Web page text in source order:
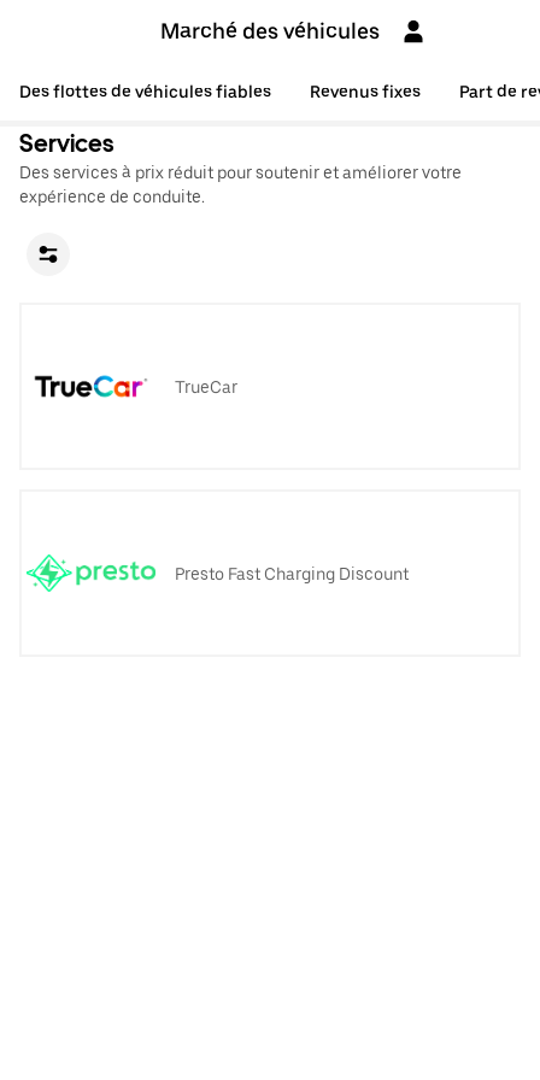
Marché des véhicules
Des flottes de véhicules fiables Revenus fixes Part de
Services
Des services à prix réduit pour soutenir et améliorer votre
expérience de conduite.
TrueCar
Presto Fast Charging Discount